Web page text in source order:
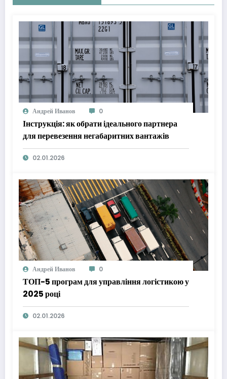
Андрей Иванов 0
Інструкція: як обрати ідеального партнера
для перевезення негабаритних вантажів
02.01.2026
Андрей Иванов 0
ТОП-5 програм для управління логістикою у
2025 році
02.01.2026